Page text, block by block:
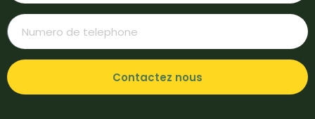
Contactez nous